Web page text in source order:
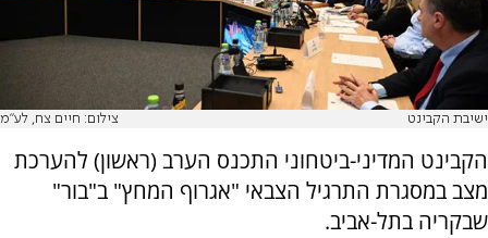
ישיבת הקבינט צילום: חיים צח, לע"מ
הקבינט המדיני-ביטחוני התכנס הערב (ראשון) להערכת
מצב במסגרת התרגיל הצבאי "אגרוף המחץ" ב"בור"
שבקריה בתל-אביב.